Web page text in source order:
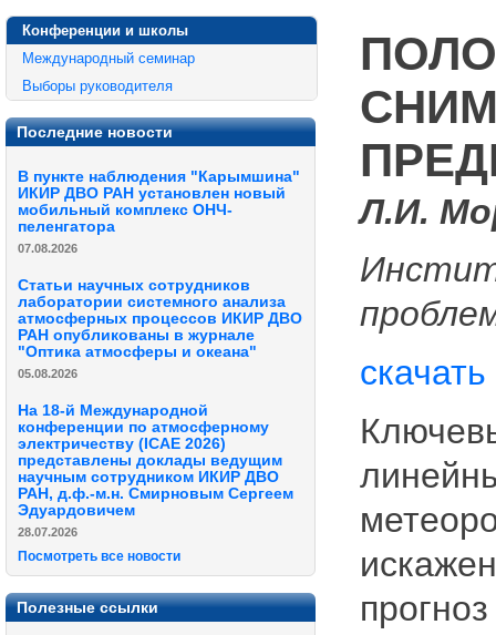
Конференции и школы
Международный семинар
Выборы руководителя
Последние новости
В пункте наблюдения "Карымшина"
ИКИР ДВО РАН установлен новый
мобильный комплекс ОНЧ-
пеленгатора
07.08.2026
Статьи научных сотрудников
лаборатории системного анализа
атмосферных процессов ИКИР ДВО
РАН опубликованы в журнале
"Оптика атмосферы и океана"
05.08.2026
На 18-й Международной
конференции по атмосферному
электричеству (ICAE 2026)
представлены доклады ведущим
научным сотрудником ИКИР ДВО
РАН, д.ф.-м.н. Смирновым Сергеем
Эдуардовичем
28.07.2026
Посмотреть все новости
Полезные ссылки
Л.И.
скачать